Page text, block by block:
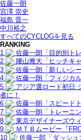
佐藤一朗
宮澤 崇史
福島 晋一
中川裕之
すべてのCYCLOGを見る
RANKING
1
佐藤一朗「目的別ト
2
腰山雅大「ヒッチキ
3
佐藤一朗「新しいシ
4
佐藤一朗「フィジカ
5
アジア選ロード初日
者に！
6
佐藤一朗「スピード
7
佐藤一朗「トレーニ
8
東京デザイナーズウ
9
ＭＴＢムービー『
10
佐藤一郎「ダッシ